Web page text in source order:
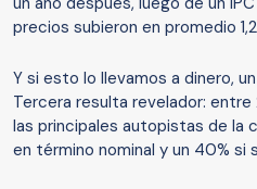
precios subieron en promedio
Y si esto lo llevamos a dinero,
Tercera resulta revelador:
las principales autopistas de la
en término nominal y un 40% si